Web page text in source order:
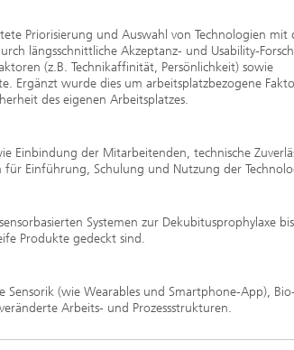
Priorisierung und Auswahl von Technologien mit
längsschnittliche Akzeptanz- und Usability-
(z.B. Technikaffinität, Persönlichkeit) sowie
Ergänzt wurde dies um arbeitsplatzbezogene
des eigenen Arbeitsplatzes.
Einbindung der Mitarbeitenden, technische
Einführung, Schulung und Nutzung der
Systemen zur Dekubitusprophylaxe
Produkte gedeckt sind.
(wie Wearables und Smartphone-App), Bio-
Arbeits- und Prozessstrukturen.